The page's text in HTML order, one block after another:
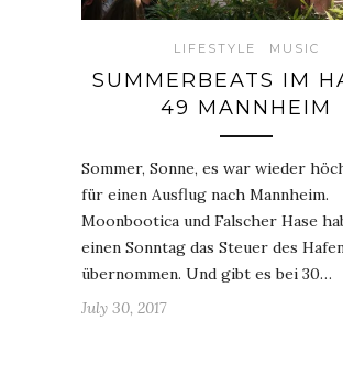
LIFESTYLE MUSIC
SUMMERBEATS IM
49 MANNHEIM
Sommer, Sonne, es war wieder
für einen Ausflug nach Mannheim.
Moonbootica und Falscher Hase
einen Sonntag das Steuer des
übernommen. Und gibt es bei 30…
July 30, 2017